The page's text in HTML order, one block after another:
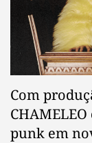
Com
punk em